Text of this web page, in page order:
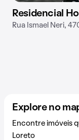
Residencial
Rua Ismael Neri,
Explore no
Encontre imóveis
Loreto